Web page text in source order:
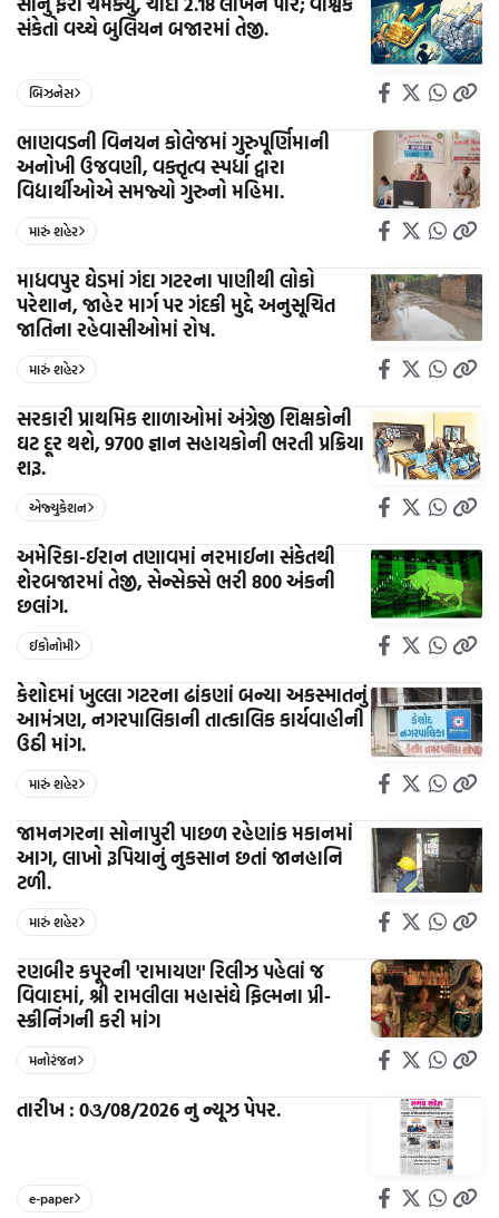
સંકેતો વચ્ચે બુલિયન બજારમાં તેજી.
બિઝનેસ
ભાણવડની વિનયન કોલેજમાં ગુરુપૂર્ણિમાની
અનોખી ઉજવણી, વક્તૃત્વ સ્પર્ધા દ્વારા
વિદ્યાર્થીઓએ સમજ્યો ગુરુનો મહિમા.
મારું શહેર
માધવપુર ઘેડમાં ગંદા ગટરના પાણીથી લોકો
પરેશાન, જાહેર માર્ગ પર ગંદકી મુદ્દે અનુસૂચિત
જાતિના રહેવાસીઓમાં રોષ.
મારું શહેર
સરકારી પ્રાથમિક શાળાઓમાં અંગ્રેજી શિક્ષકોની
ઘટ દૂર થશે, 9700 જ્ઞાન સહાયકોની ભરતી પ્રક્રિયા
શરૂ.
એજ્યુકેશન
અમેરિકા-ઈરાન તણાવમાં નરમાઈના સંકેતથી
શેરબજારમાં તેજી, સેન્સેક્સે ભરી 800 અંકની
છલાંગ.
ઈકોનોમી
કેશોદમાં ખુલ્લા ગટરના ઢાંકણાં બન્યા અકસ્માતનું
આમંત્રણ, નગરપાલિકાની તાત્કાલિક કાર્યવાહીની
ઉઠી માંગ.
મારું શહેર
જામનગરના સોનાપુરી પાછળ રહેણાંક મકાનમાં
આગ, લાખો રૂપિયાનું નુકસાન છતાં જાનહાનિ
ટળી.
મારું શહેર
રણબીર કપૂરની 'રામાયણ' રિલીઝ પહેલાં જ
વિવાદમાં, શ્રી રામલીલા મહાસંઘે ફિલ્મના પ્રી-
સ્ક્રીનિંગની કરી માંગ
મનોરંજન
તારીખ : 0૩/08/2026 નુ ન્યૂઝ પેપર.
e-paper